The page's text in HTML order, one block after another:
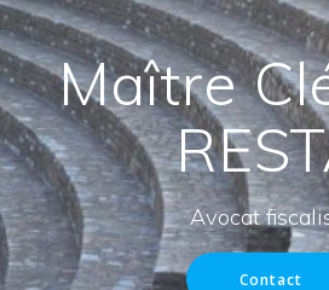
Maître
Avocat
Contact